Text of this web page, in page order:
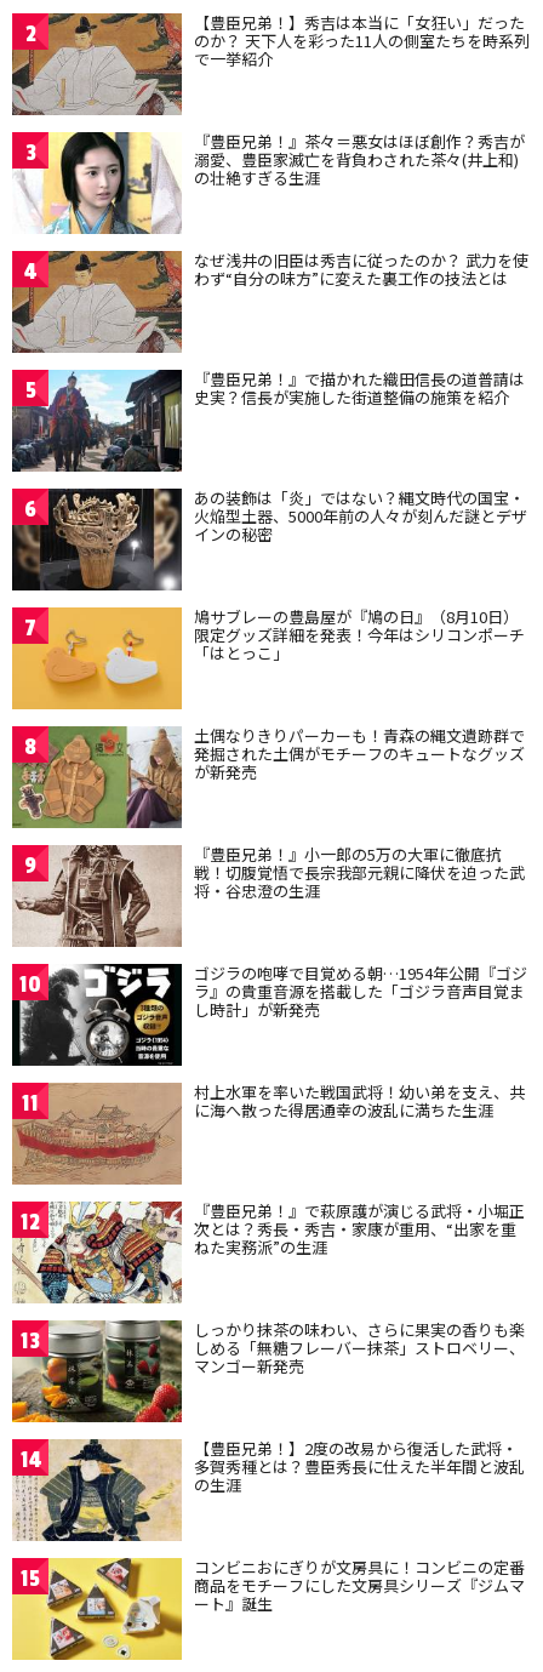
2 【豊臣兄弟！】秀吉は本当に「女狂い」だった
のか？ 天下人を彩った11人の側室たちを時系列
で一挙紹介
3 『豊臣兄弟！』茶々＝悪女はほぼ創作？秀吉が
溺愛、豊臣家滅亡を背負わされた茶々(井上和)
の壮絶すぎる生涯
4 なぜ浅井の旧臣は秀吉に従ったのか？ 武力を使
わず“自分の味方”に変えた裏工作の技法とは
5 『豊臣兄弟！』で描かれた織田信長の道普請は
史実？信長が実施した街道整備の施策を紹介
6 あの装飾は「炎」ではない？縄文時代の国宝・
火焔型土器、5000年前の人々が刻んだ謎とデザ
インの秘密
7 鳩サブレーの豊島屋が『鳩の日』（8月10日）
限定グッズ詳細を発表！今年はシリコンポーチ
「はとっこ」
8 土偶なりきりパーカーも！青森の縄文遺跡群で
発掘された土偶がモチーフのキュートなグッズ
が新発売
9 『豊臣兄弟！』小一郎の5万の大軍に徹底抗
戦！切腹覚悟で長宗我部元親に降伏を迫った武
将・谷忠澄の生涯
10 ゴジラの咆哮で目覚める朝…1954年公開『ゴジ
ラ』の貴重音源を搭載した「ゴジラ音声目覚ま
し時計」が新発売
11 村上水軍を率いた戦国武将！幼い弟を支え、共
に海へ散った得居通幸の波乱に満ちた生涯
12 『豊臣兄弟！』で萩原護が演じる武将・小堀正
次とは？秀長・秀吉・家康が重用、“出家を重
ねた実務派”の生涯
13 しっかり抹茶の味わい、さらに果実の香りも楽
しめる「無糖フレーバー抹茶」ストロベリー、
マンゴー新発売
14 【豊臣兄弟！】2度の改易から復活した武将・
多賀秀種とは？豊臣秀長に仕えた半年間と波乱
の生涯
15 コンビニおにぎりが文房具に！コンビニの定番
商品をモチーフにした文房具シリーズ『ジムマ
ート』誕生